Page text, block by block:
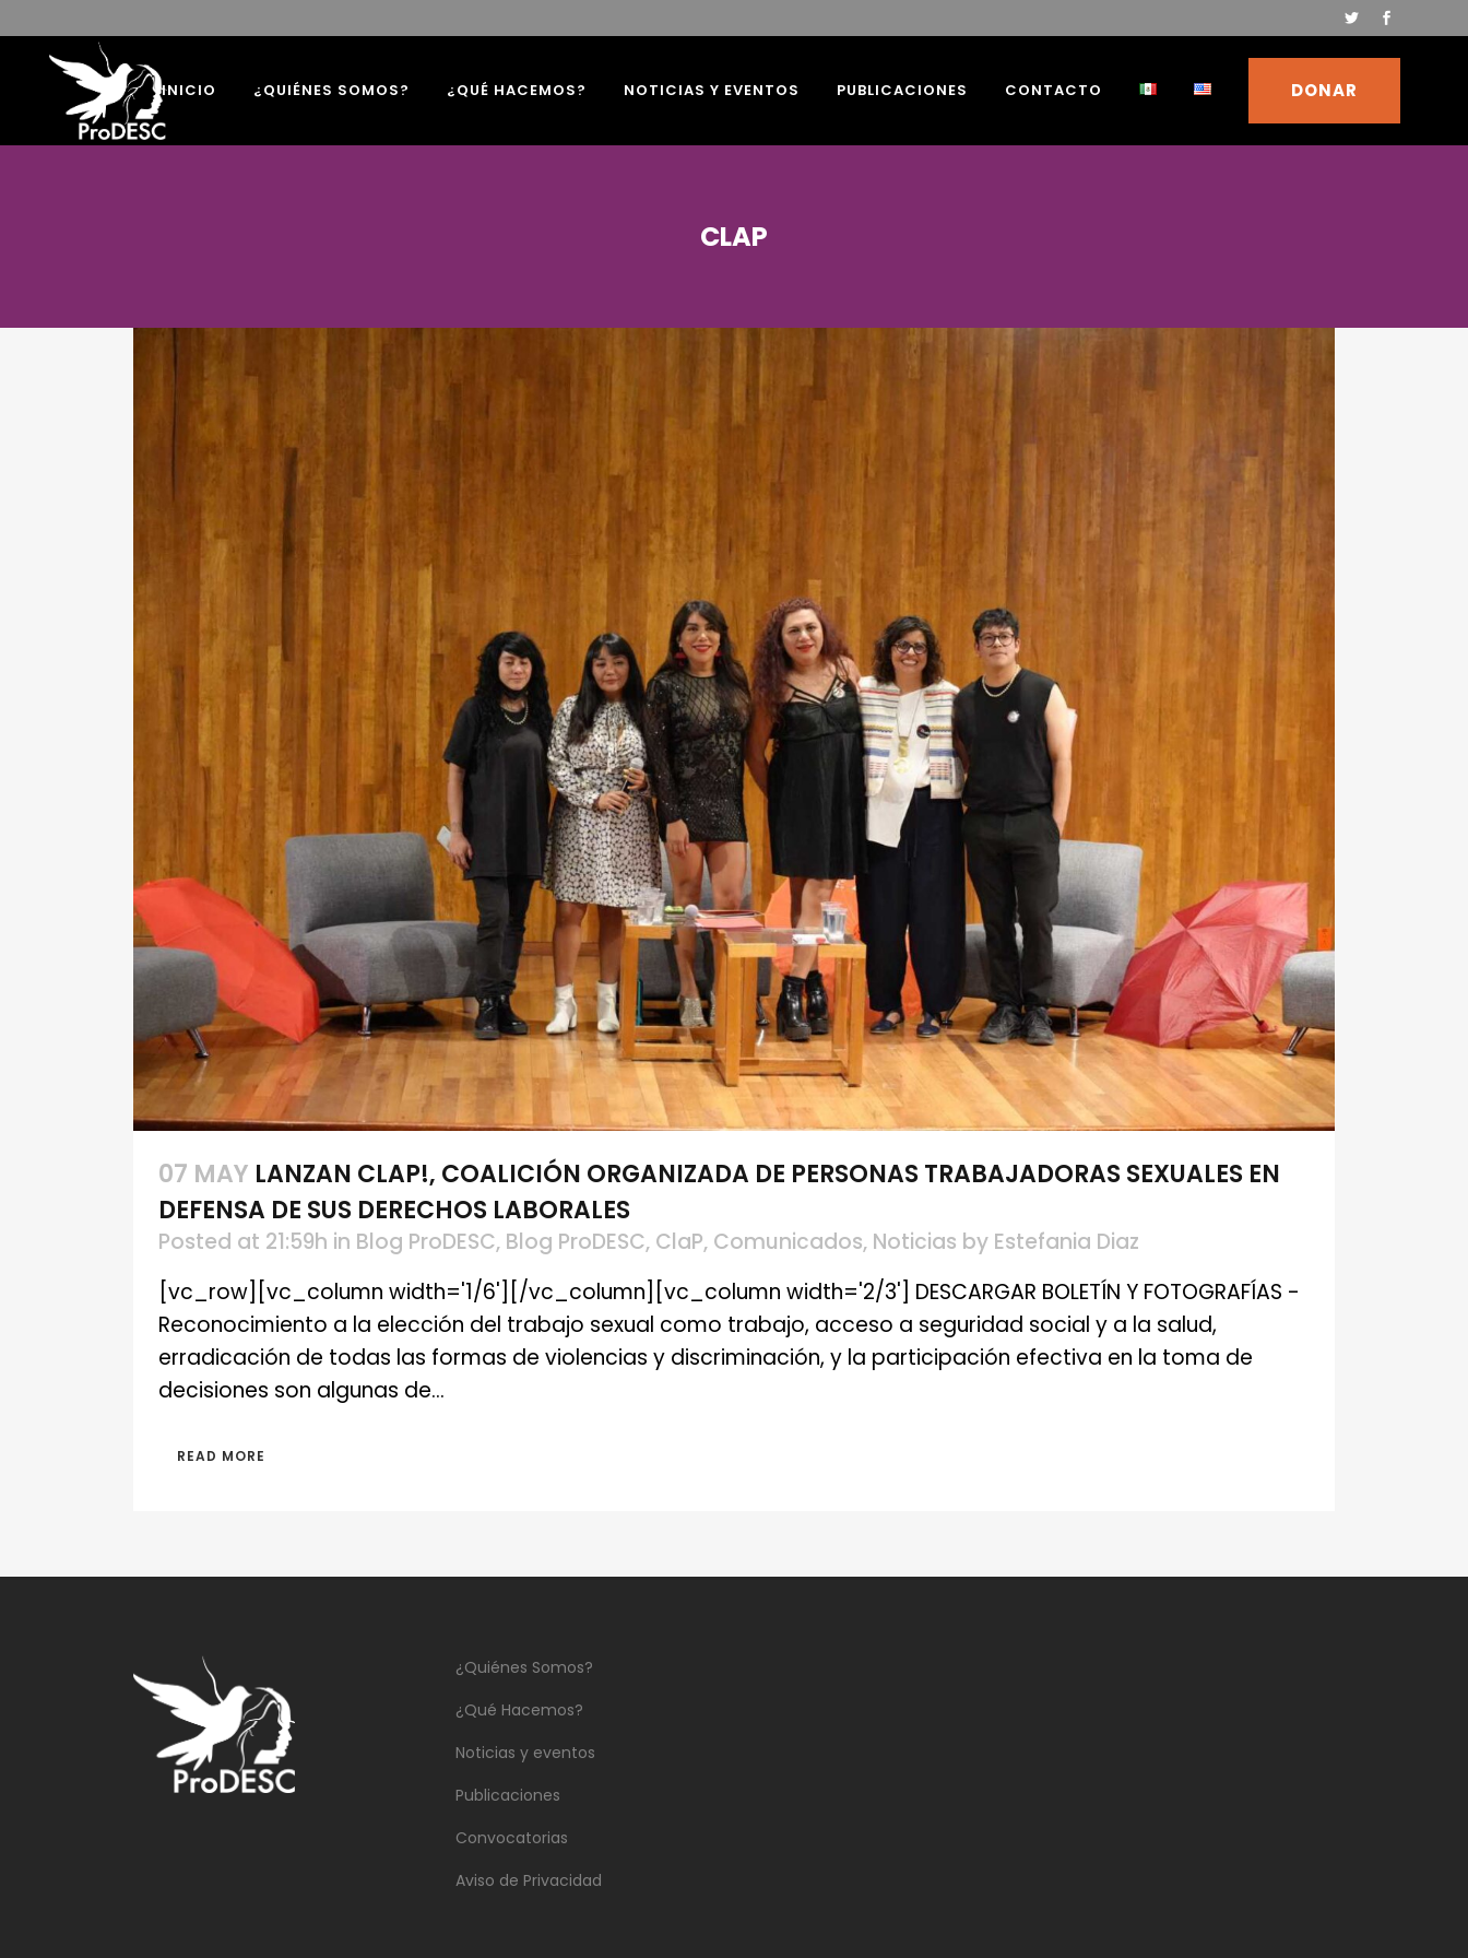
DONAR
INICIO ¿QUIÉNES SOMOS? ¿QUÉ HACEMOS? NOTICIAS Y EVENTOS PUBLICACIONES CONTACTO
CLAP
07 MAY LANZAN CLAP!, COALICIÓN ORGANIZADA DE PERSONAS TRABAJADORAS SEXUALES EN
DEFENSA DE SUS DERECHOS LABORALES
Posted at 21:59h in Blog ProDESC, Blog ProDESC, ClaP, Comunicados, Noticias by Estefania Diaz
[vc_row][vc_column width='1/6'][/vc_column][vc_column width='2/3'] DESCARGAR BOLETÍN Y FOTOGRAFÍAS -
Reconocimiento a la elección del trabajo sexual como trabajo, acceso a seguridad social y a la salud,
erradicación de todas las formas de violencias y discriminación, y la participación efectiva en la toma de
decisiones son algunas de...
READ MORE
¿Quiénes Somos?
¿Qué Hacemos?
Noticias y eventos
Publicaciones
Convocatorias
Aviso de Privacidad